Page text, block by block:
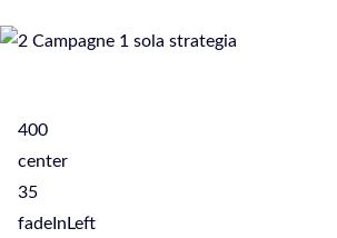
400
center
35
fadeInLeft